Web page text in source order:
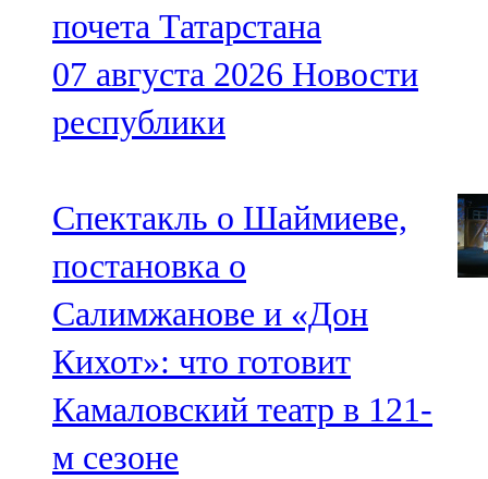
почета Татарстана
07 августа 2026 Новости
республики
Спектакль о Шаймиеве,
постановка о
Салимжанове и «Дон
Кихот»: что готовит
Камаловский театр в 121-
м сезоне